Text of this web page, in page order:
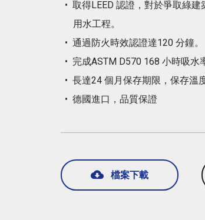
取得LEED 認證，對於爭取綠
用水工程。
通過防火時效認證達120 分鐘。
完成ASTM D570 168 小時吸水
長達24 個月保存期限，保存溫
德國進口，品質保證
檔案下載